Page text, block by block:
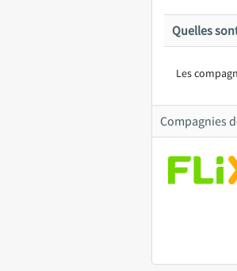
Quelles
Les
Compagnies